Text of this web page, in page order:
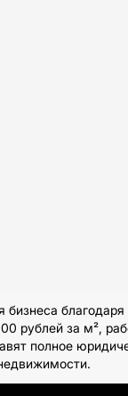
благодаря
рублей за м²,
полное